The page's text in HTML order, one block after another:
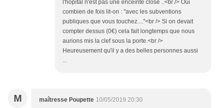
l'hôpital n'est pas une enceinte close ..<br /> Oui
combien de fois lit-on : "avec les subventions
publiques que vous touchez...."<br /> Si on devait
compter dessus (0€) cela fait longtemps que nous
aurions mis la clef sous la porte.<br />
Heureusement qu'il y a des belles personnes aussi
...
M maîtresse Poupette 10/05/2019 20:30